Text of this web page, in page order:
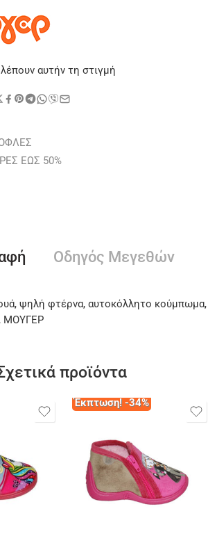
αυτήν τη στιγμή
ΕΩΣ 50%
Οδηγός Μεγεθών
ψηλή φτέρνα, αυτοκόλλητο κούμπωμα,
ΜΟΥΓΕΡ
προϊόντα
Έκπτωση! -34%